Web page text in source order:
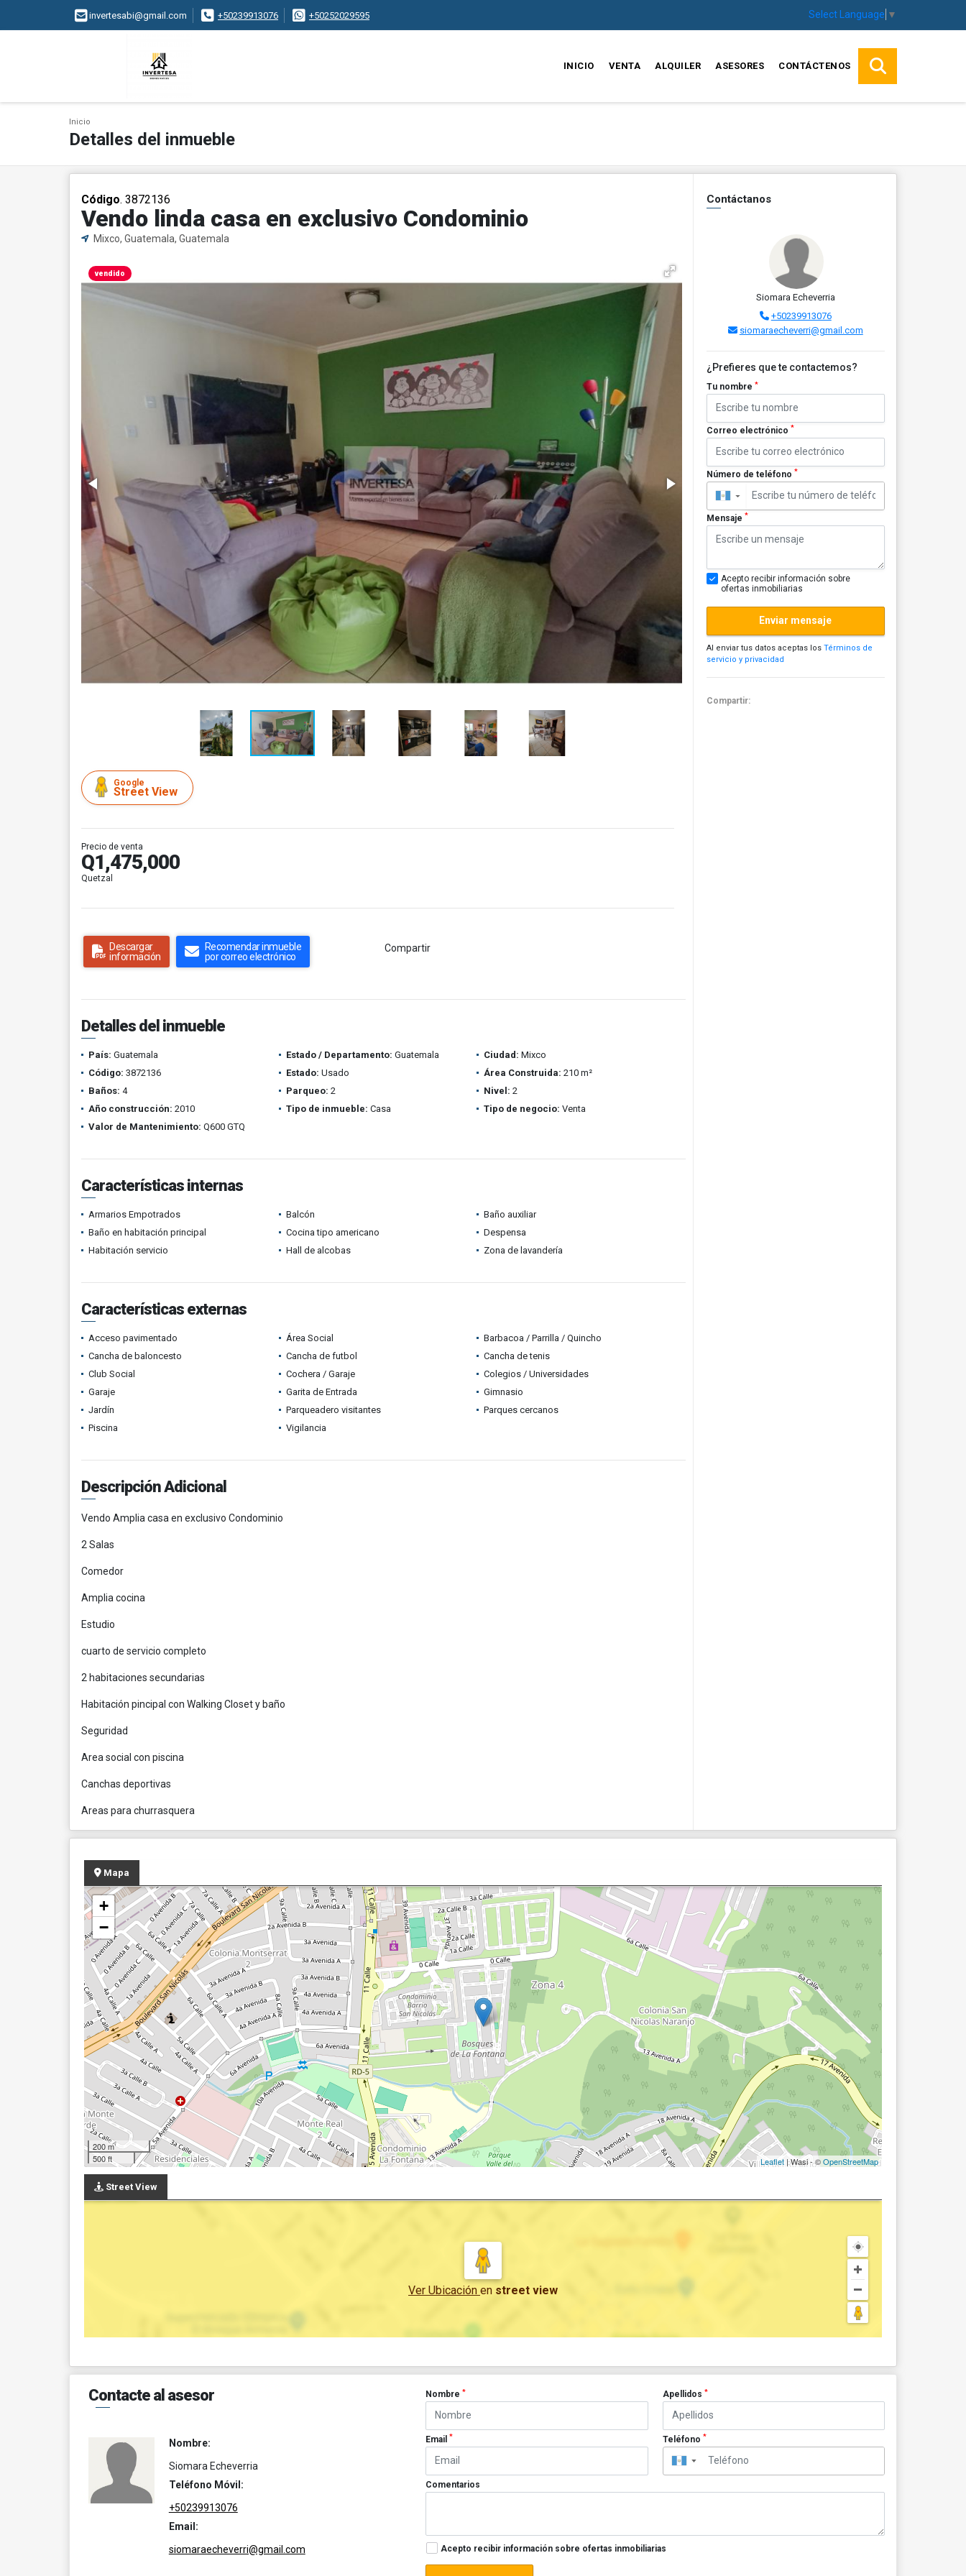
invertesabi@gmail.com +50239913076 +50252029595 Select Language ▼
INICIO VENTA ALQUILER ASESORES CONTÁCTENOS
Inicio
Detalles del inmueble
Código. 3872136
Vendo linda casa en exclusivo Condominio
Mixco, Guatemala, Guatemala
vendido
Google
Street View
Precio de venta
Q1,475,000
Quetzal
Descargar
información
Recomendar inmueble
por correo electrónico
Compartir
Detalles del inmueble
País: Guatemala Estado / Departamento: Guatemala Ciudad: Mixco
Código: 3872136 Estado: Usado Área Construida: 210 m²
Baños: 4 Parqueo: 2 Nivel: 2
Año construcción: 2010 Tipo de inmueble: Casa Tipo de negocio: Venta
Valor de Mantenimiento: Q600 GTQ
Características internas
Armarios Empotrados Balcón
Baño auxiliar
Baño en habitación principal
Cocina tipo americano
Despensa
Habitación servicio
Hall de alcobas Zona de lavandería
Características externas
Acceso pavimentado Área Social
Barbacoa / Parrilla / Quincho
Cancha de baloncesto
Cancha de futbol
Cancha de tenis
Club Social
Cochera / Garaje
Colegios / Universidades
Garaje
Garita de Entrada
Gimnasio
Jardín
Parqueadero visitantes
Parques cercanos
Piscina
Vigilancia
Descripción Adicional
Vendo Amplia casa en exclusivo Condominio
2 Salas
Comedor
Amplia cocina
Estudio
cuarto de servicio completo
2 habitaciones secundarias
Habitación pincipal con Walking Closet y baño
Seguridad
Area social con piscina
Canchas deportivas
Areas para churrasquera
Contáctanos
Siomara Echeverria
+50239913076
siomaraecheverri@gmail.com
¿Prefieres que te contactemos?
Tu nombre *
Correo electrónico *
Número de teléfono *
▼
Mensaje *
Acepto recibir información sobre
ofertas inmobiliarias
Enviar mensaje
Al enviar tus datos aceptas los Términos de
servicio y privacidad
Compartir:
Mapa
+
−
200 m
500 ft
Leaflet | Wasi - ©OpenStreetMap
Street View
Ver Ubicación en street view
Contacte al asesor
Nombre:
Siomara Echeverria
Teléfono Móvil:
+50239913076
Email:
siomaraecheverri@gmail.com
Nombre* Apellidos *
Email* Teléfono *
▼
Comentarios
Acepto recibir información sobre ofertas inmobiliarias